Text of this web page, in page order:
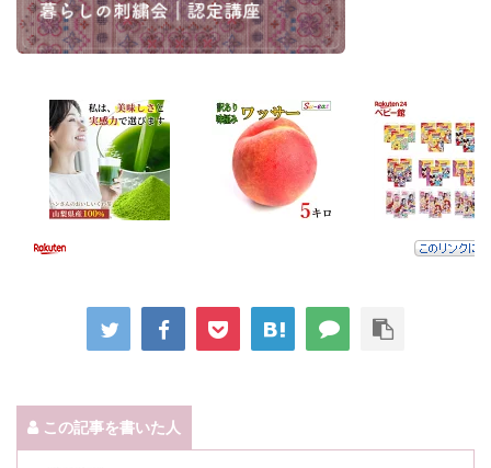
この記事を書いた人